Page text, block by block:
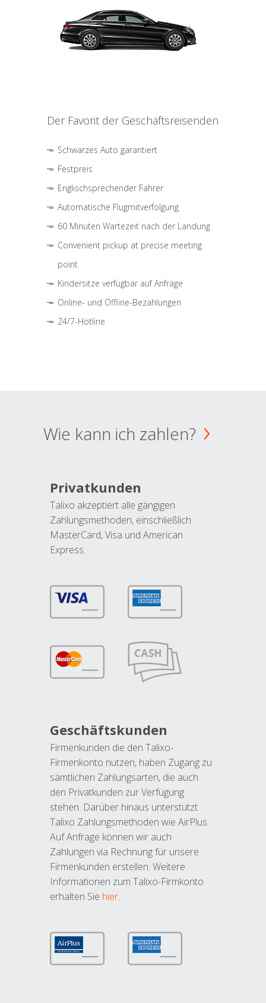
Der Favorit der Geschäftsreisenden
Schwarzes Auto garantiert
Festpreis
Englischsprechender Fahrer
Automatische Flugmitverfolgung
60 Minuten Wartezeit nach der Landung
Convenient pickup at precise meeting
point
Kindersitze verfügbar auf Anfrage
Online- und Offline-Bezahlungen
24/7-Hotline
Wie kann ich zahlen?
Privatkunden
Talixo akzeptiert alle gängigen
Zahlungsmethoden, einschließlich
MasterCard, Visa und American
Express.
Geschäftskunden
Firmenkunden die den Talixo-
Firmenkonto nutzen, haben Zugang zu
sämtlichen Zahlungsarten, die auch
den Privatkunden zur Verfügung
stehen. Darüber hinaus unterstützt
Talixo Zahlungsmethoden wie AirPlus.
Auf Anfrage können wir auch
Zahlungen via Rechnung für unsere
Firmenkunden erstellen. Weitere
Informationen zum Talixo-Firmkonto
erhalten Sie hier.